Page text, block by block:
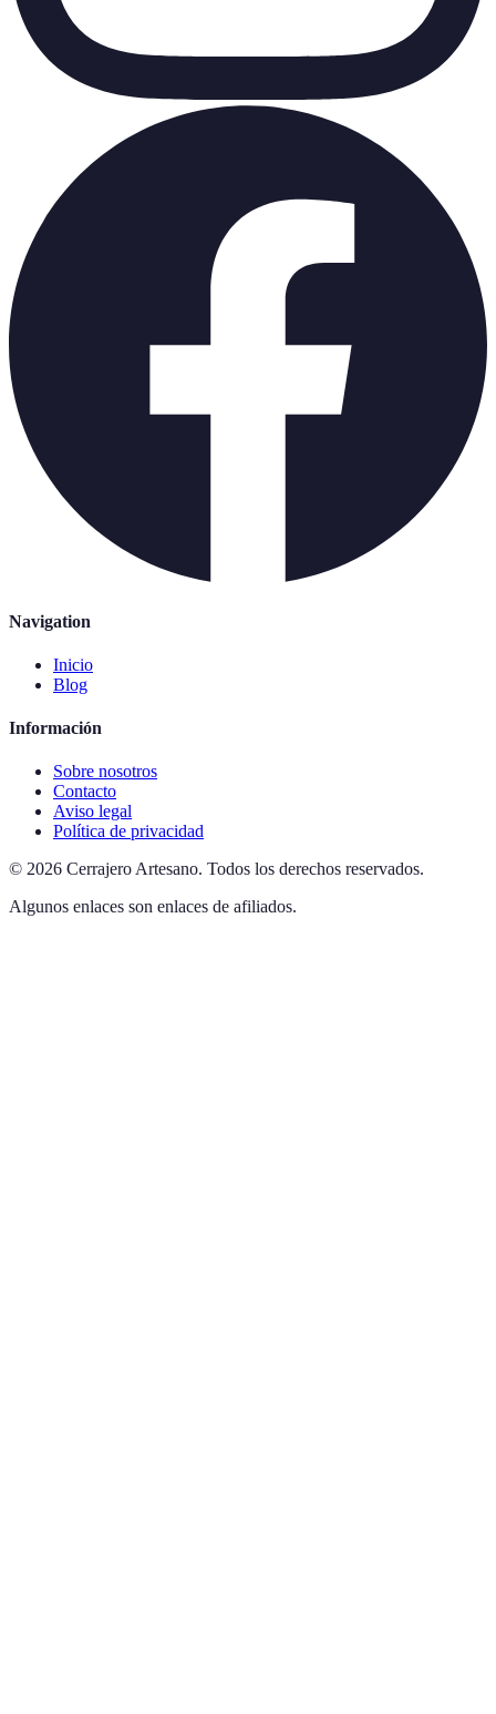
Navigation
Inicio
Blog
Información
Sobre nosotros
Contacto
Aviso legal
Política de privacidad
© 2026 Cerrajero Artesano. Todos los derechos reservados.
Algunos enlaces son enlaces de afiliados.